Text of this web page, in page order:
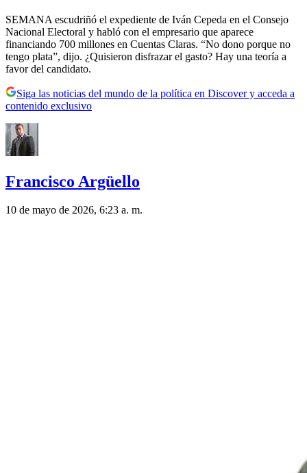
SEMANA escudriñó el expediente de Iván Cepeda en el Consejo
Nacional Electoral y habló con el empresario que aparece
financiando 700 millones en Cuentas Claras. “No dono porque no
tengo plata”, dijo. ¿Quisieron disfrazar el gasto? Hay una teoría a
favor del candidato.
Siga las noticias del mundo de la política en Discover y acceda a
contenido exclusivo
Francisco Argüello
10 de mayo de 2026, 6:23 a. m.